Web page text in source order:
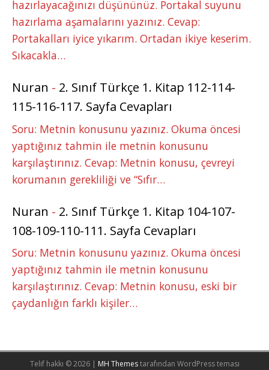
hazırlayacağınızı düşününüz. Portakal suyunu
hazırlama aşamalarını yazınız. Cevap:
Portakalları iyice yıkarım. Ortadan ikiye keserim.
Sıkacakla…
Nuran - 2. Sınıf Türkçe 1. Kitap 112-114-
115-116-117. Sayfa Cevapları
Soru: Metnin konusunu yazınız. Okuma öncesi
yaptığınız tahmin ile metnin konusunu
karşılaştırınız. Cevap: Metnin konusu, çevreyi
korumanın gerekliliği ve “Sıfır…
Nuran - 2. Sınıf Türkçe 1. Kitap 104-107-
108-109-110-111. Sayfa Cevapları
Soru: Metnin konusunu yazınız. Okuma öncesi
yaptığınız tahmin ile metnin konusunu
karşılaştırınız. Cevap: Metnin konusu, eski bir
çaydanlığın farklı kişiler…
Telif hakkı © 2026 | MH Themestarafından WordPress teması